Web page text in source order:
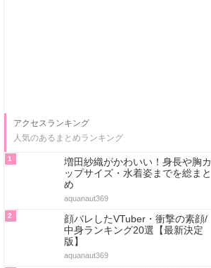
アクセスランキング
人気のあるまとめランキング
1
増田紗織がかわいい！身長や胸カ
ップサイズ・水着姿までを総まと
め
aquanaut369
2
顔バレしたVTuber・衝撃の素顔/
中身ランキング20選【最新決定
版】
aquanaut369